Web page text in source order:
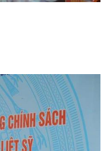
Thi đua khen thưởng